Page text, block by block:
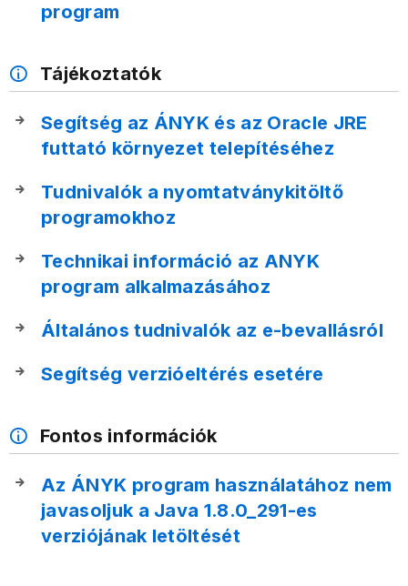
program
Tájékoztatók
Segítség az ÁNYK és az Oracle JRE
futtató környezet telepítéséhez
Tudnivalók a nyomtatványkitöltő
programokhoz
Technikai információ az ANYK
program alkalmazásához
Általános tudnivalók az e-bevallásról
Segítség verzióeltérés esetére
Fontos információk
Az ÁNYK program használatához nem
javasoljuk a Java 1.8.0_291-es
verziójának letöltését